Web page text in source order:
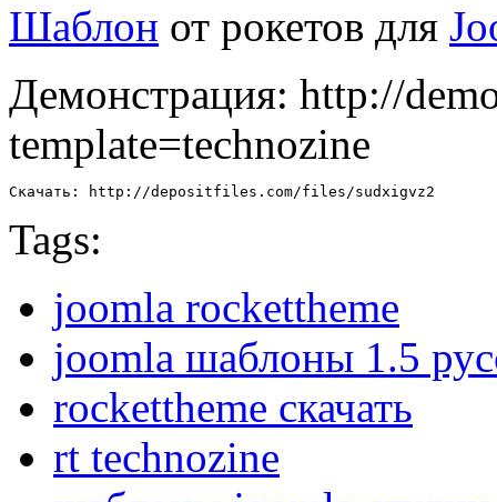
Шаблон от рокетов для
Демонстрация: http://
template=technozine
Скачать: http://depositfiles.com/files/sudxigvz2
Tags:
joomla rockettheme
joomla шаблоны 1.5
rockettheme скачать
rt technozine